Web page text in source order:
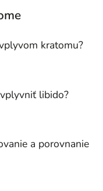
kratomu?
libido?
a porovnanie